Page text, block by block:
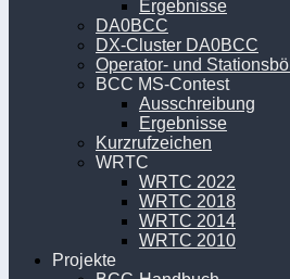
Ergebnisse
DA0BCC
DX-Cluster DA0BCC
Operator- und
BCC MS-Contest
Ausschreibung
Ergebnisse
Kurzrufzeichen
WRTC
WRTC 2022
WRTC 2018
WRTC 2014
WRTC 2010
Projekte